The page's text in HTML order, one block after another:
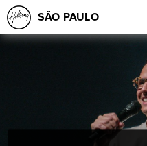
SÃO PAULO